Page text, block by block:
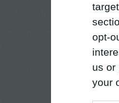
opt-
us or
your